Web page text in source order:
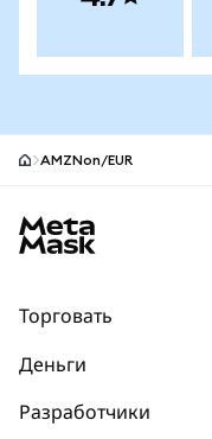
AMZNon/EUR
Торговать
Прогнозы
Деньги
Разработчики